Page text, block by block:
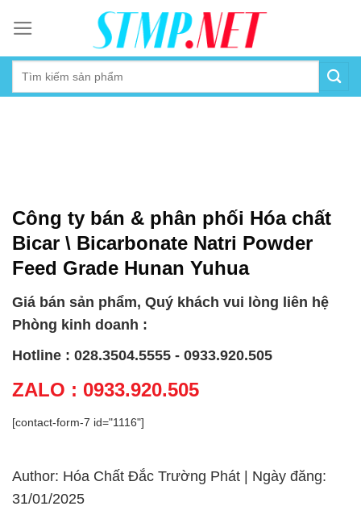
content
Công ty bán & phân phối Hóa chất
Bicar \ Bicarbonate Natri Powder
Feed Grade Hunan Yuhua
Giá bán sản phẩm, Quý khách vui lòng liên hệ
Phòng kinh doanh :
Hotline : 028.3504.5555 - 0933.920.505
ZALO : 0933.920.505
[contact-form-7 id="1116"]
Author: Hóa Chất Đắc Trường Phát | Ngày đăng:
31/01/2025